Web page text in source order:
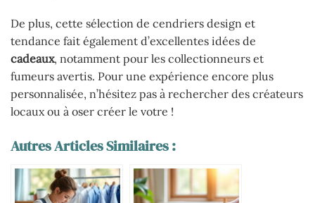
De plus, cette sélection de cendriers design et
tendance fait également d’excellentes idées de
cadeaux, notamment pour les collectionneurs et
fumeurs avertis. Pour une expérience encore plus
personnalisée, n’hésitez pas à rechercher des créateurs
locaux ou à oser créer le votre !
Autres Articles Similaires :